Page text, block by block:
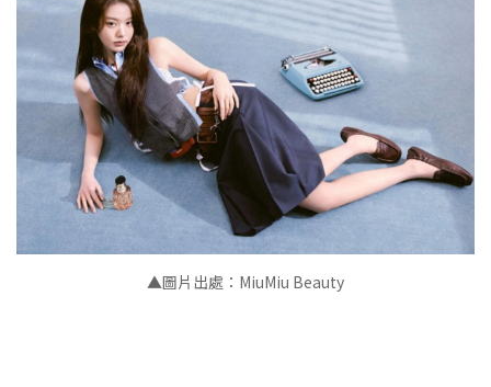
▲圖片出處：MiuMiu Beauty